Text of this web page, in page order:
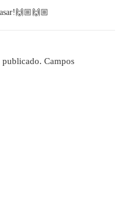
publicado. Campos